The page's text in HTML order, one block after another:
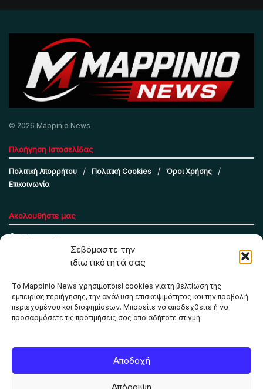
Σεβόμαστε την
ιδιωτικότητά σας
Το Mappinio News χρησιμοποιεί cookies για τη βελτίωση της
εμπειρίας περιήγησης, την ανάλυση επισκεψιμότητας και την προβολή
περιεχομένου και διαφημίσεων. Μπορείτε να αποδεχθείτε ή να
προσαρμόσετε τις προτιμήσεις σας οποιαδήποτε στιγμή.
Αποδοχή
Απόρριψη
© 2026 Mappinio News
Πλοήγηση Ιστοσελίδας
Πολιτική Απορρήτου Πολιτική Cookies
Όροι Χρήσης
Επικοινωνία
Ακολουθήστε μας
Το Mappinio.net χρησιμοποιεί cookies για τη σωστή
λειτουργία της ιστοσελίδας, την ανάλυση επισκεψιμότητας
και την προβολή εξατομικευμένου περιεχομένου. Πατώντας